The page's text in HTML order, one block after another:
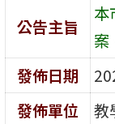
公告主旨
本
案
發佈日期
發佈單位
教